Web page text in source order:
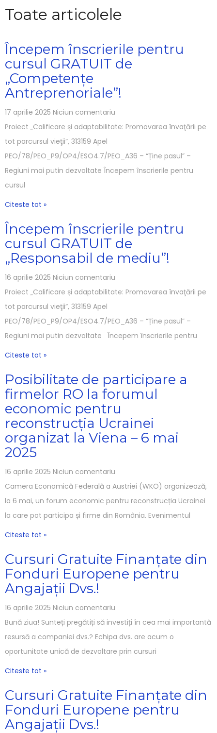
Toate articolele
Începem înscrierile pentru
cursul GRATUIT de
„Competențe
Antreprenoriale”!
17 aprilie 2025 Niciun comentariu
Proiect „Calificare și adaptabilitate: Promovarea învaţării pe
tot parcursul vieţii”, 313159 Apel
PEO/78/PEO_P9/OP4/ESO4.7/PEO_A36 – “Ține pasul” –
Regiuni mai putin dezvoltate Începem înscrierile pentru
cursul
Citeste tot »
Începem înscrierile pentru
cursul GRATUIT de
„Responsabil de mediu”!
16 aprilie 2025 Niciun comentariu
Proiect „Calificare și adaptabilitate: Promovarea învaţării pe
tot parcursul vieţii”, 313159 Apel
PEO/78/PEO_P9/OP4/ESO4.7/PEO_A36 – “Ține pasul” –
Regiuni mai putin dezvoltate Începem înscrierile pentru
Citeste tot »
Posibilitate de participare a
firmelor RO la forumul
economic pentru
reconstrucția Ucrainei
organizat la Viena – 6 mai
2025
16 aprilie 2025 Niciun comentariu
Camera Economică Federală a Austriei (WKÖ) organizează,
la 6 mai, un forum economic pentru reconstrucția Ucrainei
la care pot participa și firme din România. Evenimentul
Citeste tot »
Cursuri Gratuite Finanțate din
Fonduri Europene pentru
Angajații Dvs.!
16 aprilie 2025 Niciun comentariu
Bună ziua! Sunteți pregătiți să investiți în cea mai importantă
resursă a companiei dvs.? Echipa dvs. are acum o
oportunitate unică de dezvoltare prin cursuri
Citeste tot »
Cursuri Gratuite Finanțate din
Fonduri Europene pentru
Angajații Dvs.!